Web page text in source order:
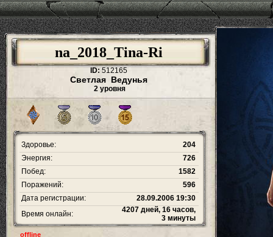
na_2018_Tina-Ri
ID: 512165
Светлая Ведунья
2 уровня
Здоровье:
204
Энергия:
726
Побед:
1582
Поражений:
596
Дата регистрации:
28.09.2006 19:30
Время онлайн:
4207 дней, 16 часов,
3 минуты
offline